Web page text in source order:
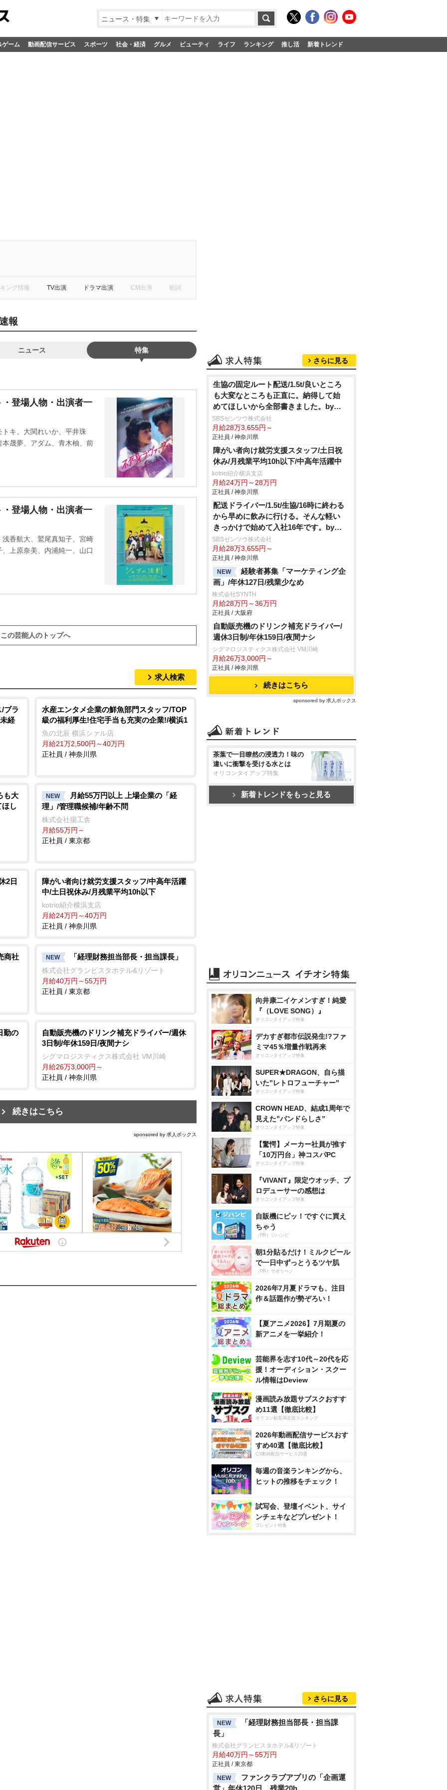
ニュース・特集
ゲーム 動画配信サービス スポーツ 社会・経済 グルメ ビューティ ライフ ランキング 推し活 新着トレンド
ング情報 TV出演 ドラマ出演 CM出演 歌詞
報
ニュース 特集
登場人物・出演者一
キ、大関れいか、平井珠
晟夢、アダム、青木柚、前
登場人物・出演者一
香航大、鷲尾真知子、宮崎
上原奈美、内浦純一、山口
この芸能人のトップへ
求人検索
ブラ
経
水産エンタメ企業の鮮魚部門スタッフ/TOP
級の福利厚生!住宅手当も充実の企業!/横浜1
魚の北辰 横浜シァル店
月給21万2,500円～40万円
正社員 / 神奈川県
も大
し
NEW
月給55万円以上 上場企業の「経
理」/管理職候補/年齢不問
株式会社揚工舎
月給55万円～
正社員 / 東京都
2日
障がい者向け就労支援スタッフ/中高年活躍
中/土日祝休み/月残業平均10h以下
kotrio紹介横浜支店
月給24万円～40万円
正社員 / 神奈川県
商社 NEW 「経理財務担当部長・担当課長」
株式会社グランビスタホテル&リゾート
月給40万円～55万円
正社員 / 東京都
勤の
自動販売機のドリンク補充ドライバー/週休
3日制/年休159日/夜間ナシ
シグマロジスティクス株式会社 VM川崎
月給26万3,000円～
正社員 / 神奈川県
続きはこちら
sponsored by 求人ボックス
さらに見る
生協の固定ルート配送/1.5t/良いところ
も大変なところも正直に。納得して始
めてほしいから全部書きました。by所
長
SBSゼンツウ株式会社
月給28万3,655円～
正社員 / 神奈川県
障がい者向け就労支援スタッフ/土日祝
休み/月残業平均10h以下/中高年活躍中
kotrio紹介横浜支店
月給24万円～28万円
正社員 / 神奈川県
配送ドライバー/1.5t/生協/16時に終わる
から早めに飲みに行ける。そんな軽い
きっかけで始めて入社16年です。by所
長
SBSゼンツウ株式会社
月給28万3,655円～
正社員 / 神奈川県
NEW
経験者募集「マーケティング企
画」/年休127日/残業少なめ
株式会社SYNTH
月給28万円～36万円
正社員 / 大阪府
自動販売機のドリンク補充ドライバー/
週休3日制/年休159日/夜間ナシ
シグマロジスティクス株式会社 VM川崎
月給26万3,000円～
正社員 / 神奈川県
続きはこちら
sponsored by 求人ボックス
茶葉で一目瞭然の浸透力！味の
違いに衝撃を受ける水とは
オリコンタイアップ特集
新着トレンドをもっと見る
向井康二イケメンすぎ！純愛
『（LOVE SONG）』
オリコンタイアップ特集
デカすぎ都市伝説発生!?ファ
ミマ45％増量作戦再来
オリコンタイアップ特集
SUPER★DRAGON、自ら描
いた”レトロフューチャー”
オリコンタイアップ特集
CROWN HEAD、結成1周年で
見えた”バンドらしさ”
オリコンタイアップ特集
【驚愕】メーカー社員が推す
「10万円台」神コスパPC
オリコンタイアップ特集
『VIVANT』限定ウオッチ、プ
ロデューサーの感想は
オリコンタイアップ特集
自販機にピッ！ですぐに買え
ちゃう
（PR）ジハンピ
朝1分貼るだけ！ミルクピール
で一日中ずっとうるツヤ肌
（PR）サボリーノ
2026年7月夏ドラマも、注目
作＆話題作が勢ぞろい！
【夏アニメ2026】7月期夏の
新アニメを一挙紹介！
芸能界を志す10代～20代を応
援！オーディション・スクー
ル情報はDeview
漫画読み放題サブスクおすす
め11選【徹底比較】
オリコン顧客満足度ランキング
2026年動画配信サービスおす
すめ40選【徹底比較】
CS動画配信サービス20選
毎週の音楽ランキングから、
ヒットの推移をチェック！
試写会、登壇イベント、サイ
ンチェキなどプレゼント！
プレゼント特集
さらに見る
NEW
「経理財務担当部長・担当課
長」
株式会社グランビスタホテル&リゾート
月給40万円～55万円
正社員 / 東京都
NEW
ファンクラブアプリの「企画運
営」年休120日、残業20h